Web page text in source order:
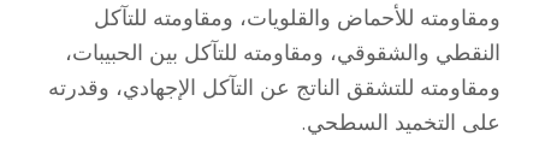
ومقاومته للأحماض والقلويات، ومقاومته للتآكل
النقطي والشقوقي، ومقاومته للتآكل بين الحبيبات،
ومقاومته للتشقق الناتج عن التآكل الإجهادي، وقدرته
على التخميد السطحي.